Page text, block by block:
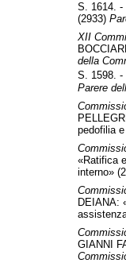
S. 1614. -
(2933)
XII
della
S. 1598. -
Parere
pedofilia
«Ratifica
interno»
DEIANA:
GIANNI